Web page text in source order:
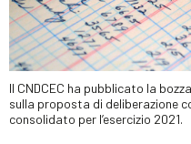
Il CNDCEC ha pubblicato la
sulla proposta di deliberazione
consolidato per l’esercizio 2021.